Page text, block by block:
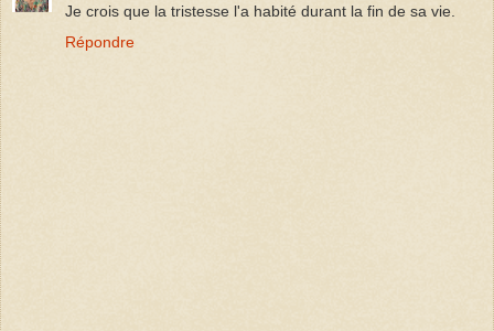
Je crois que la tristesse l'a habité durant la fin de sa vie.
Répondre